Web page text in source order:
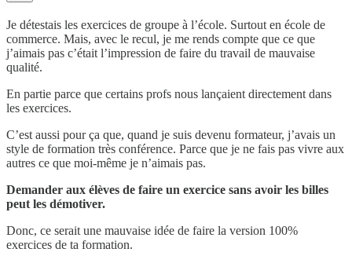
Je détestais les exercices de groupe à l’école. Surtout en école de
commerce. Mais, avec le recul, je me rends compte que ce que
j’aimais pas c’était l’impression de faire du travail de mauvaise
qualité.
En partie parce que certains profs nous lançaient directement dans
les exercices.
C’est aussi pour ça que, quand je suis devenu formateur, j’avais un
style de formation très conférence. Parce que je ne fais pas vivre aux
autres ce que moi-même je n’aimais pas.
Demander aux élèves de faire un exercice sans avoir les billes
peut les démotiver.
Donc, ce serait une mauvaise idée de faire la version 100%
exercices de ta formation.